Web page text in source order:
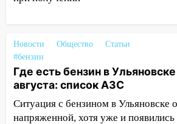
18:00 Мотофристайл, рок и
17:30
Где есть бензин в
августа после рабочего
17:05 «Обыск» по
Ульяновске задержали 19-
сообщницу мошенников
Новости Общество
Статьи
#бензин
Где есть бензин в
августа: список АЗС
Ситуация с бензином в Ульяновске
напряженной, хотя уже и